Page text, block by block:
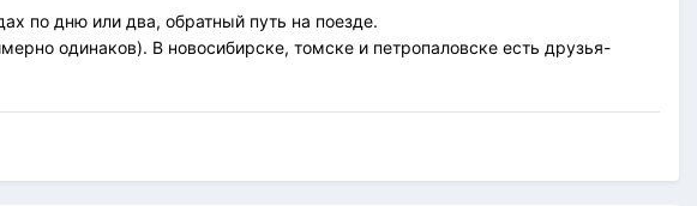
по дню или два, обратный путь на поезде.
одинаков). В новосибирске, томске и петропаловске есть друзья-